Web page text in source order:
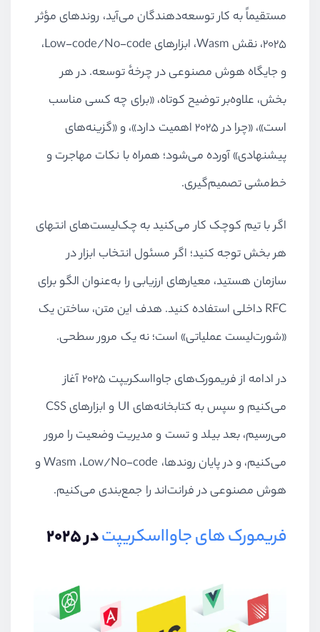
مستقیماً به کار توسعه‌دهندگان می‌آید، روندهای مؤثر
۲۰۲۵، نقش Wasm، ابزارهای Low-code/No-code،
و جایگاه هوش مصنوعی در چرخهٔ توسعه. در هر
بخش، علاوه‌بر توضیح کوتاه، «برای چه کسی مناسب
است»، «چرا در ۲۰۲۵ اهمیت دارد»، و «گزینه‌های
پیشنهادی» آورده می‌شود؛ همراه با نکات مهاجرت و
خط‌مشی تصمیم‌گیری.
اگر با تیم کوچک کار می‌کنید به چک‌لیست‌های انتهای
هر بخش توجه کنید؛ اگر مسئول انتخاب ابزار در
سازمان هستید، معیارهای ارزیابی را به‌عنوان الگو برای
RFC داخلی استفاده کنید. هدف این متن، ساختن یک
«شورت‌لیست عملیاتی» است؛ نه یک مرور سطحی.
در ادامه از فریمورک‌های جاوااسکریپت ۲۰۲۵ آغاز
می‌کنیم و سپس به کتابخانه‌های UI و ابزارهای CSS
می‌رسیم، بعد بیلد و تست و مدیریت وضعیت را مرور
می‌کنیم، و در پایان روندها، Wasm ،Low/No-code و
هوش مصنوعی در فرانت‌اند را جمع‌بندی می‌کنیم.
فریمورک‌ های جاوااسکریپتدر ۲۰۲۵